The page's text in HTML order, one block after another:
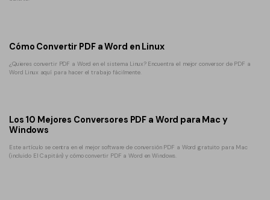
Cómo Convertir PDF a Word en Linux
¿Quieres convertir PDF a Word en el sistema Linux? Encuentra el mejor conversor de PDF a
Word Linux aquí para hacer el trabajo fácilmente.
Los 10 Mejores Conversores PDF a Word para Mac y
Windows
Este artículo se centra en el mejor software de conversión PDF a Word gratuito para Mac
(incluido El Capitán) y cómo convertir PDF a Word en Windows.